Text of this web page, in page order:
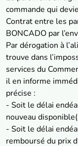
commande qui
Contrat entre les
BONCADO par
Par dérogation à
trouve dans
services du
il en informe
précise :
- Soit le délai
nouveau
- Soit le délai
remboursé du prix